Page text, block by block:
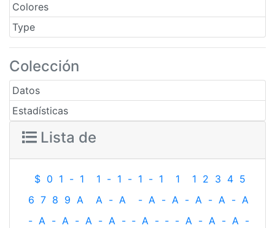
Colores
Type
Colección
Datos
Estadísticas
Lista de
$ 0 1 - 1 1 - 1 - 1 - 1 1 1 2 3 4 5
6 7 8 9 A A - A - A - A - A - A - A
- A - A - A - A - ‐ A - ‐ - A - A - A -